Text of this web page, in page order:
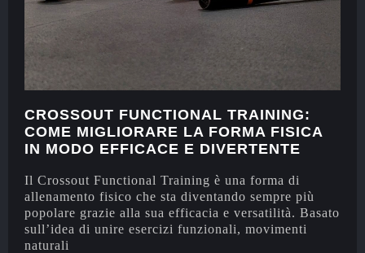
CROSSOUT FUNCTIONAL TRAINING:
COME MIGLIORARE LA FORMA FISICA
IN MODO EFFICACE E DIVERTENTE
Il Crossout Functional Training è una forma di
allenamento fisico che sta diventando sempre più
popolare grazie alla sua efficacia e versatilità. Basato
sull’idea di unire esercizi funzionali, movimenti
naturali